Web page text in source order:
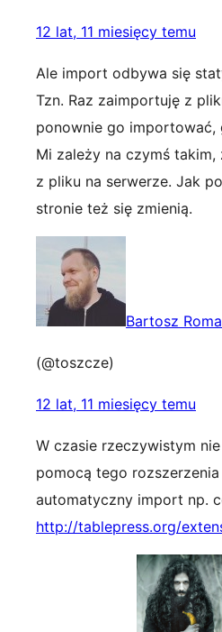
12 lat, 11 miesięcy temu
Ale import odbywa się
Tzn. Raz zaimportuję z
ponownie go importować,
Mi zależy na czymś takim,
z pliku na serwerze. Jak
stronie też się zmienią.
Bartosz
(@toszcze)
12 lat, 11 miesięcy temu
W czasie rzeczywistym
pomocą tego
automatyczny import np.
http://tablepress.org/